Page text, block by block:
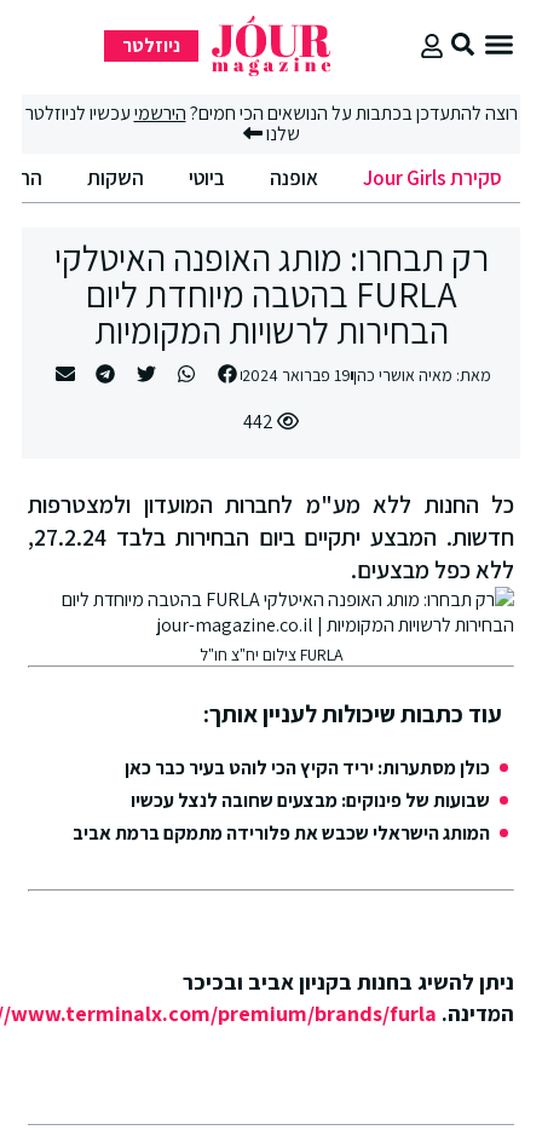
ניוזלטר
בכתבות על הנושאים הכי חמים?הירשמיעכשיו לניוזלטר
אופנה ביוטי השקות החיים הטובים
תבחרו: מותג האופנה האיטלקי
FURLA בהטבה מיוחדת ליום
הבחירות לרשויות המקומיות
מאיה אושרי כהן 19 פברואר 2024
ללא מע"מ לחברות המועדון ולמצטרפות
חדשות. המבצע יתקיים ביום הבחירות בלבד 27.2.24,
כפל מבצעים.
כתבות שיכולות לעניין אותך:
מסתערות: יריד הקיץ הכי לוהט בעיר כבר כאן
של פינוקים: מבצעים שחובה לנצל עכשיו
הישראלי שכבש את פלורידה מתמקם ברמת אביב
להשיג בחנות בקניון אביב ובכיכר
https://www.terminalx.com/premium/brands/furla